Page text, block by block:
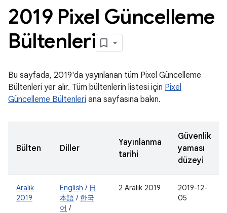
2019 Pixel Güncelleme
Bültenleri
Bu sayfada, 2019'da yayınlanan tüm Pixel Güncelleme
Bültenleri yer alır. Tüm bültenlerin listesi için Pixel
Güncelleme Bültenleri ana sayfasına bakın.
Bülten Diller
Yayınlanma
tarihi
Güvenlik
yaması
düzeyi
Aralık
2019
English / 日
本語 / 한국
어 /
2 Aralık 2019
2019-12-
05